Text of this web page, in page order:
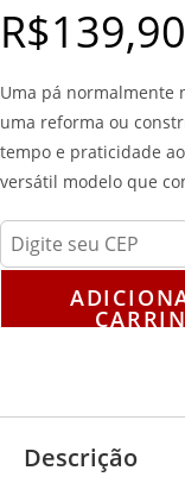
R$139,90
Uma pá normalmente
uma reforma ou
tempo e praticidade
versátil modelo que
Descrição